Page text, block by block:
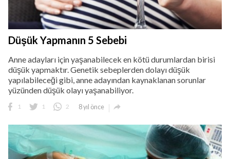
Düşük Yapmanın 5 Sebebi
Anne adayları için yaşanabilecek en kötü durumlardan birisi
düşük yapmaktır. Genetik sebeplerden dolayı düşük
yapılabileceği gibi, anne adayından kaynaklanan sorunlar
yüzünden düşük olayı yaşanabiliyor.
1 1 2 8 yıl önce 